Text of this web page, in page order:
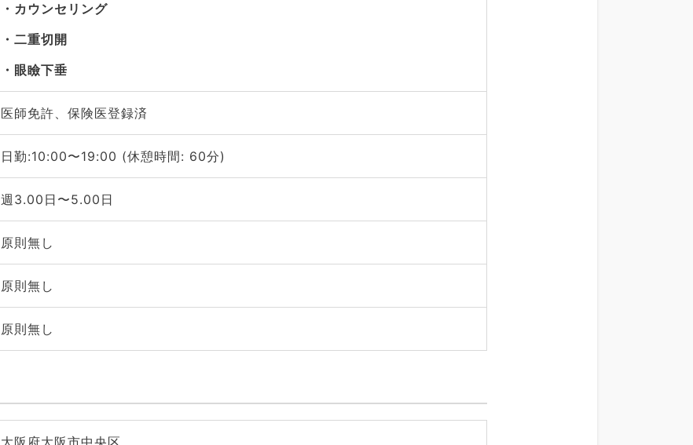
カウンセリング
二重切開
眼瞼下垂
医師免許、保険医登録済
日勤:10:00〜19:00 (休憩時間: 60分)
週3.00日〜5.00日
原則無し
原則無し
原則無し
大阪府大阪市中央区